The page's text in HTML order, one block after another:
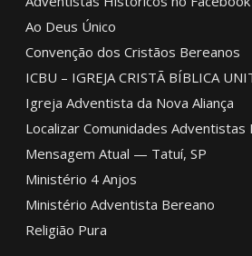
Ao Deus Único
Convenção dos Cristãos Bereanos
ICBU – IGREJA CRISTÃ BÍBLICA
Igreja Adventista da Nova Aliança
Localizar Comunidades Adventistas
Mensagem Atual — Tatuí, SP
Ministério 4 Anjos
Ministério Adventista Bereano
Religião Pura